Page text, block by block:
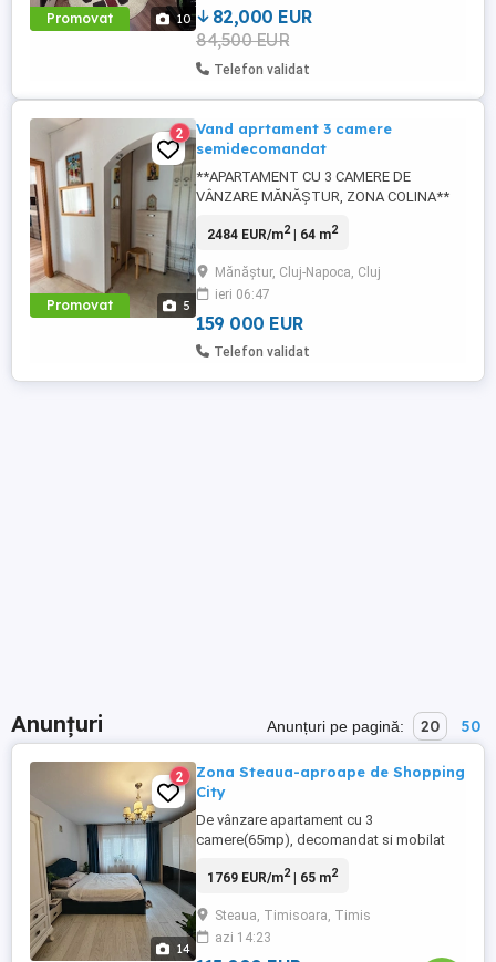
Promovat 10
discuta ...
82,000 EUR
84,500 EUR
Telefon validat
Promovat 5
2
Vand aprtament 3 camere
semidecomandat
**APARTAMENT CU 3 CAMERE DE
VÂNZARE MĂNĂȘTUR, ZONA COLINA**
fără comision, apartament cu **3 camere
**Grigore Alexandrescu nr. 38**, în
cartierul Mănăștur, zona Colina.
Apartamentul se află într-o zonă
2484 EUR/m2| 64 m2
Mănăștur, Cluj-Napoca, Cluj
ieri 06:47
159 000 EUR
Telefon validat
Anunțuri Anunțuri pe pagină: 20 50
14
2
Zona Steaua-aproape de Shopping
City
De vânzare apartament cu 3
camere(65mp), decomandat si mobilat
din apartament. Locația este foarte buna,
de Centrul Comercial Shopping City
Timisoara. Imobilul este pretabil atat
1769 EUR/m2| 65 m2
Steaua, Timisoara, Timis
azi 14:23